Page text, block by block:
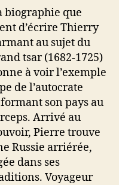
Grand
biographie que
d’écrire Thierry
au sujet du
tsar (1682-1725)
à voir l’exemple
de l’autocrate
son pays au
Arrivé au
Pierre trouve
Russie arriérée,
dans ses
Voyageur